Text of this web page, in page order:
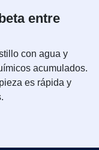
entre
con agua y
acumulados.
es rápida y